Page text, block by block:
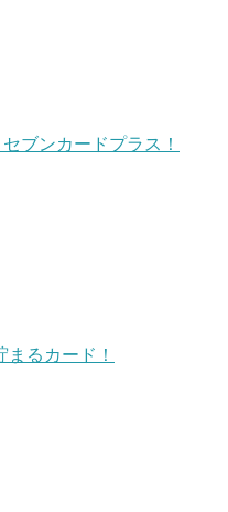
ブンカードプラス！
るカード！